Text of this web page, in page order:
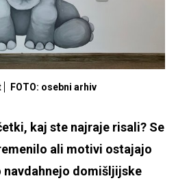
FOTO: osebni arhiv
kaj ste najraje risali? Se
ali motivi ostajajo
navdahnejo domišljijske